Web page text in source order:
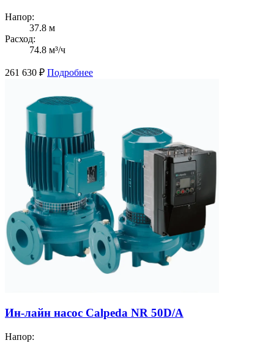
Напор:
37.8 м
Расход:
74.8 м³/ч
261 630 ₽ Подробнее
Ин-лайн насос Calpeda NR 50D/A
Напор: